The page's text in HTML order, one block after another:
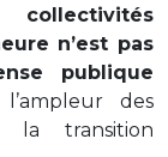
n’est pas
publique
des
la transition